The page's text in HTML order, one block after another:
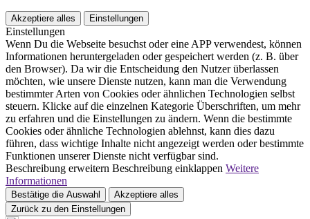
Akzeptiere alles Einstellungen
Einstellungen
Wenn Du die Webseite besuchst oder eine APP verwendest, können
Informationen heruntergeladen oder gespeichert werden (z. B. über
den Browser). Da wir die Entscheidung den Nutzer überlassen
möchten, wie unsere Dienste nutzen, kann man die Verwendung
bestimmter Arten von Cookies oder ähnlichen Technologien selbst
steuern. Klicke auf die einzelnen Kategorie Überschriften, um mehr
zu erfahren und die Einstellungen zu ändern. Wenn die bestimmte
Cookies oder ähnliche Technologien ablehnst, kann dies dazu
führen, dass wichtige Inhalte nicht angezeigt werden oder bestimmte
Funktionen unserer Dienste nicht verfügbar sind.
Beschreibung erweitern Beschreibung einklappen Weitere
Informationen
Bestätige die Auswahl
Akzeptiere alles
Zurück zu den Einstellungen